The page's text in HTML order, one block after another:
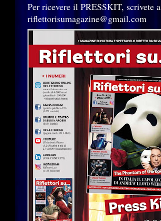
Per ricevere il PRESSKIT, scrivete a
riflettorisumagazine@gmail.com